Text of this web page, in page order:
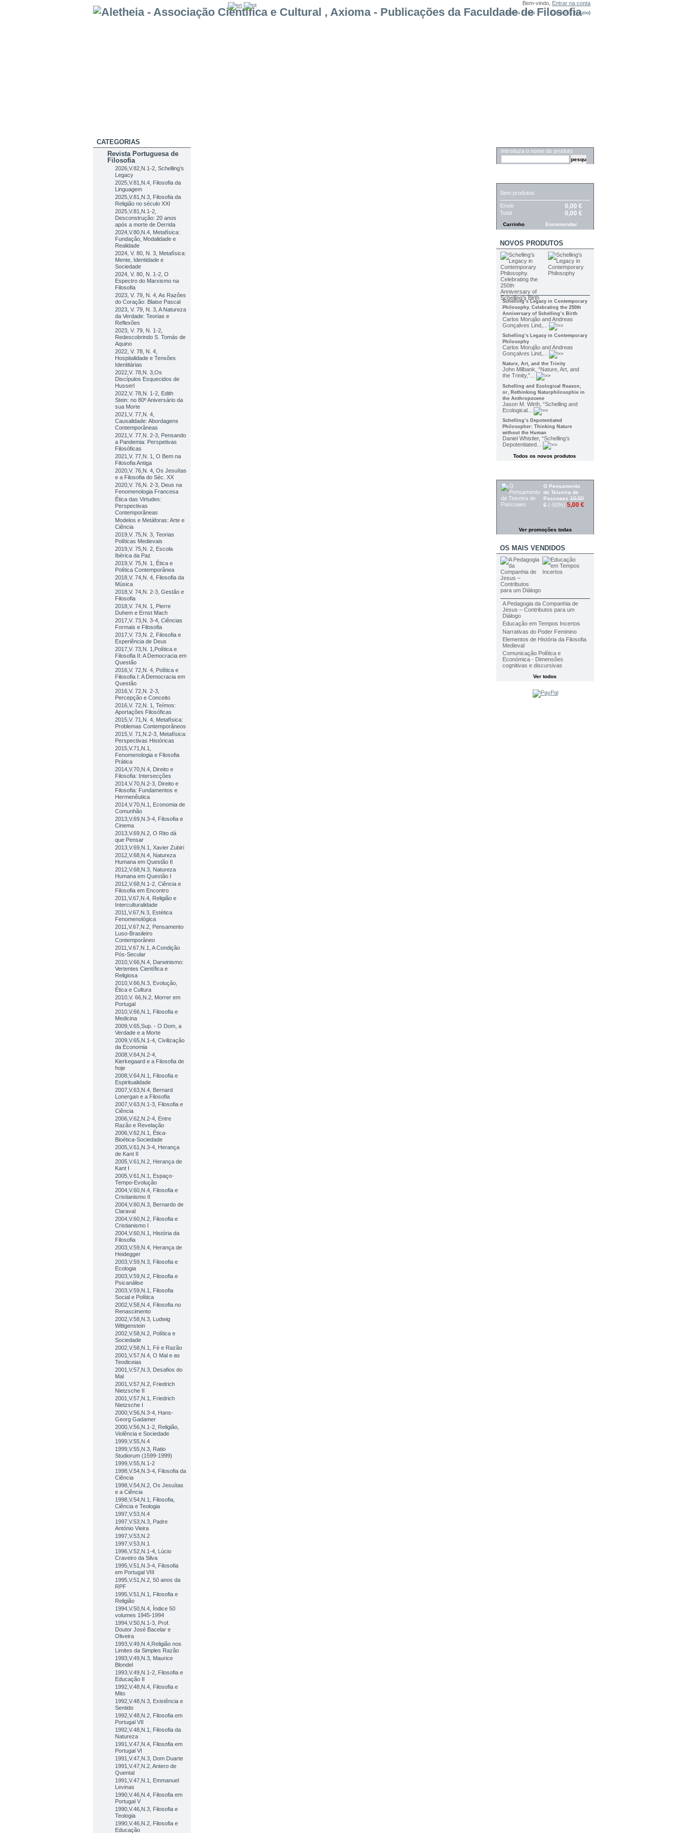
Bem-vindo, Entrar na conta
Carrinho: (vazio)
Minha conta
CATEGORIAS
Revista Portuguesa de
Filosofia
2026,V.82,N.1-2, Schelling’s
Legacy
2025,V.81,N.4, Filosofia da
Linguagem
2025,V.81,N.3, Filosofia da
Religião no século XXI
2025,V.81,N.1-2,
Desconstrução: 20 anos
após a morte de Derrida
2024,V.80,N.4, Metafísica:
Fundação, Modalidade e
Realidade
2024, V. 80, N. 3, Metafísica:
Mente, Identidade e
Sociedade
2024, V. 80, N. 1-2, O
Espectro do Marxismo na
Filosofia
2023, V. 79, N. 4, As Razões
do Coração: Blaise Pascal
2023, V. 79, N. 3, A Natureza
da Verdade: Teorias e
Reflexões
2023, V. 79, N. 1-2,
Redescobrindo S. Tomás de
Aquino
2022, V. 78, N. 4,
Hospitalidade e Tensões
Identitárias
2022,V. 78,N. 3,Os
Discípulos Esquecidos de
Husserl
2022,V. 78,N. 1-2, Edith
Stein: no 80º Aniversário da
sua Morte
2021,V. 77,N. 4,
Causalidade: Abordagens
Contemporâneas
2021,V. 77,N. 2-3, Pensando
a Pandemia: Perspetivas
Filosóficas
2021,V. 77,N. 1, O Bem na
Filosofia Antiga
2020,V. 76,N. 4, Os Jesuítas
e a Filosofia do Séc. XX
2020,V. 76,N. 2-3, Deus na
Fenomenologia Francesa
Ética das Virtudes:
Perspectivas
Contemporâneas
Modelos e Metáforas: Arte e
Ciência
2019,V. 75,N. 3, Teorias
Políticas Medievais
2019,V. 75,N. 2, Escola
Ibérica da Paz
2019,V. 75,N. 1, Ética e
Política Contemporânea
2018,V. 74,N. 4, Filosofia da
Música
2018,V. 74,N. 2-3, Gestão e
Filosofia
2018,V. 74,N. 1, Pierre
Duhem e Ernst Mach
2017,V. 73,N. 3-4, Ciências
Formais e Filosofia
2017,V. 73,N. 2, Filosofia e
Experiência de Deus
2017,V. 73,N. 1,Política e
Filosofia II: A Democracia em
Questão
2016,V. 72,N. 4, Política e
Filosofia I: A Democracia em
Questão
2016,V. 72,N. 2-3,
Percepção e Conceito
2016,V. 72,N. 1, Teímos:
Aportações Filosóficas
2015,V. 71,N. 4, Metafísica:
Problemas Contemporâneos
2015,V. 71,N.2-3, Metafísica:
Perspectivas Históricas
2015,V.71,N.1,
Fenomenologia e Filosofia
Prática
2014,V.70,N.4, Direito e
Filosofia: Intersecções
2014,V.70,N.2-3, Direito e
Filosofia: Fundamentos e
Hermenêutica
2014,V.70,N.1, Economia de
Comunhão
2013,V.69,N.3-4, Filosofia e
Cinema
2013,V.69,N.2, O Rito dá
que Pensar
2013,V.69,N.1, Xavier Zubiri
2012,V.68,N.4, Natureza
Humana em Questão II
2012,V.68,N.3, Natureza
Humana em Questão I
2012,V.68,N.1-2, Ciência e
Filosofia em Encontro
2011,V.67,N.4, Religião e
Interculturalidade
2011,V.67,N.3, Estética
Fenomenológica
2011,V.67,N.2, Pensamento
Luso-Brasileiro
Contemporâneo
2011,V.67,N.1, A Condição
Pós-Secular
2010,V.66,N.4, Darwinismo:
Vertentes Científica e
Religiosa
2010,V.66,N.3, Evolução,
Ética e Cultura
2010,V. 66,N.2, Morrer em
Portugal
2010,V.66,N.1, Filosofia e
Medicina
2009,V.65,Sup. - O Dom, a
Verdade e a Morte
2009,V.65,N.1-4, Civilização
da Economia
2008,V.64,N.2-4,
Kierkegaard e a Filosofia de
hoje
2008,V.64,N.1, Filosofia e
Espiritualidade
2007,V.63,N.4, Bernard
Lonergan e a Filosofia
2007,V.63,N.1-3, Filosofia e
Ciência
2006,V.62,N.2-4, Entre
Razão e Revelação
2006,V.62,N.1, Ética-
Bioética-Sociedade
2005,V.61,N.3-4, Herança
de Kant II
2005,V.61,N.2, Herança de
Kant I
2005,V.61,N.1, Espaço-
Tempo-Evolução
2004,V.60,N.4, Filosofia e
Cristianismo II
2004,V.60,N.3, Bernardo de
Claraval
2004,V.60,N.2, Filosofia e
Cristianismo I
2004,V.60,N.1, História da
Filosofia
2003,V.59,N.4, Herança de
Heidegger
2003,V.59,N.3, Filosofia e
Ecologia
2003,V.59,N.2, Filosofia e
Psicanálise
2003,V.59,N.1, Filosofia
Social e Política
2002,V.58,N.4, Filosofia no
Renascimento
2002,V.58,N.3, Ludwig
Wittgenstein
2002,V.58,N.2, Política e
Sociedade
2002,V.58,N.1, Fé e Razão
2001,V.57,N.4, O Mal e as
Teodiceias
2001,V.57,N.3, Desafios do
Mal
2001,V.57,N.2, Friedrich
Nietzsche II
2001,V.57,N.1, Friedrich
Nietzsche I
2000,V.56,N.3-4, Hans-
Georg Gadamer
2000,V.56,N.1-2, Religião,
Violência e Sociedade
1999,V.55,N.4
1999,V.55,N.3, Ratio
Studiorum (1599-1999)
1999,V.55,N.1-2
1998,V.54,N.3-4, Filosofia da
Ciência
1998,V.54,N.2, Os Jesuítas
e a Ciência
1998,V.54,N.1, Filosofia,
Ciência e Teologia
1997,V.53,N.4
1997,V.53,N.3, Padre
António Vieira
1997,V.53,N.2
1997,V.53,N.1
1996,V.52,N.1-4, Lúcio
Craveiro da Silva
1995,V.51,N.3-4, Filosofia
em Portugal VIII
1995,V.51,N.2, 50 anos da
RPF
1995,V.51,N.1, Filosofia e
Religião
1994,V.50,N.4, Índice 50
volumes 1945-1994
1994,V.50,N.1-3, Prof.
Doutor José Bacelar e
Oliveira
1993,V.49,N.4,Religião nos
Limites da Simples Razão
1993,V.49,N.3, Maurice
Blondel
1993,V.49,N.1-2, Filosofia e
Educação II
1992,V.48,N.4, Filosofia e
Mito
1992,V.48,N.3, Existência e
Sentido
1992,V.48,N.2, Filosofia em
Portugal VII
1992,V.48,N.1, Filosofia da
Natureza
1991,V.47,N.4, Filosofia em
Portugal VI
1991,V.47,N.3, Dom Duarte
1991,V.47,N.2, Antero de
Quental
1991,V.47,N.1, Emmanuel
Levinas
1990,V.46,N.4, Filosofia em
Portugal V
1990,V.46,N.3, Filosofia e
Teologia
1990,V.46,N.2, Filosofia e
Educação
Introduza o nome do produto
Sem produtos
Envio 0,00 €
Total 0,00 €
Carrinho Encomendar
NOVOS PRODUTOS
Schelling’s Legacy in Contemporary
Philosophy. Celebrating the 250th
Anniversary of Schelling’s Birth
Carlos Morujão and Andreas
Gonçalves Lind,...
Schelling’s Legacy in Contemporary
Philosophy
Carlos Morujão and Andreas
Gonçalves Lind,...
Nature, Art, and the Trinity
John Milbank, “Nature, Art, and
the Trinity,”...
Schelling and Ecological Reason,
or, Rethinking Naturphilosophie in
the Anthropocene
Jason M. Wirth, “Schelling and
Ecological...
Schelling’s Depotentiated
Philosopher: Thinking Nature
without the Human
Daniel Whistler, “Schelling’s
Depotentiated...
Todos os novos produtos
O Pensamento
de Teixeira de
Pascoaes 10,00
€ (-50%) 5,00 €
Ver promoções todas
OS MAIS VENDIDOS
A Pedagogia da Companhia de
Jesus – Contributos para um
Diálogo
Educação em Tempos Incertos
Narrativas do Poder Feminino
Elementos de História da Filosofia
Medieval
Comunicação Política e
Económica - Dimensões
cognitivas e discursivas
Ver todos